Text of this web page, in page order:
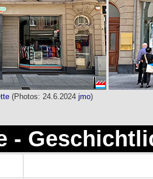
(Photos: 24.6.2024 jmo)
-